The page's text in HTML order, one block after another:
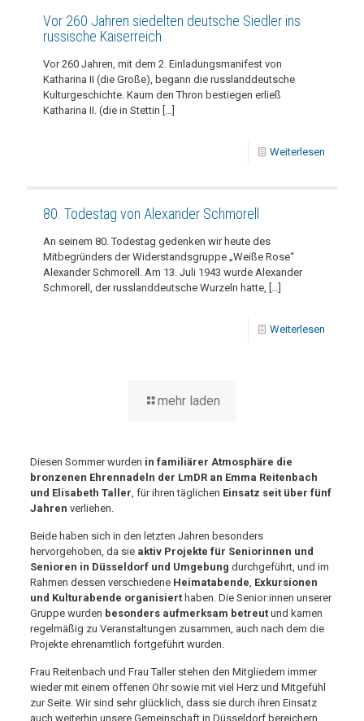
Vor 260 Jahren siedelten deutsche Siedler ins
russische Kaiserreich
Vor 260 Jahren, mit dem 2. Einladungsmanifest von
Katharina II (die Große), begann die russlanddeutsche
Kulturgeschichte. Kaum den Thron bestiegen erließ
Katharina II. (die in Stettin
Weiterlesen
80. Todestag von Alexander Schmorell
An seinem 80. Todestag gedenken wir heute des
Mitbegründers der Widerstandsgruppe „Weiße Rose“
Alexander Schmorell. Am 13. Juli 1943 wurde Alexander
Schmorell, der russlanddeutsche Wurzeln hatte,
Weiterlesen
mehr laden
Diesen Sommer wurden in familiärer Atmosphäre die
bronzenen Ehrennadeln der LmDR an Emma Reitenbach
und Elisabeth Taller , für ihren täglichen Einsatz seit über fünf
Jahren verliehen.
Beide haben sich in den letzten Jahren besonders
hervorgehoben, da sie aktiv Projekte für Seniorinnen und
Senioren in Düsseldorf und Umgebung durchgeführt, und im
Rahmen dessen verschiedene Heimatabende Exkursionen
und Kulturabende organisierthaben. Die Senior:innen unserer
Gruppe wurden besonders aufmerksam betreutund kamen
regelmäßig zu Veranstaltungen zusammen, auch nach dem die
Projekte ehrenamtlich fortgeführt wurden.
Frau Reitenbach und Frau Taller stehen den Mitgliedern immer
wieder mit einem offenen Ohr sowie mit viel Herz und Mitgefühl
zur Seite. Wir sind sehr glücklich, dass sie durch ihren Einsatz
auch weiterhin unsere Gemeinschaft in Düsseldorf bereichern.